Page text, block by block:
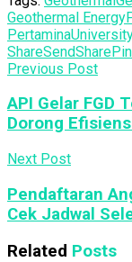
Geothermal Energy
Pertamina
ShareSendSharePin
Previous Post
API Gelar FGD
Dorong
Next Post
Pendaftaran
Cek Jadwal
Related Posts